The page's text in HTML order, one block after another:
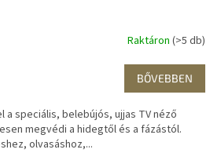
Raktáron (>5 db)
BŐVEBBEN
speciális, belebújós, ujjas TV néző
megvédi a hidegtől és a fázástól.
olvasáshoz,...